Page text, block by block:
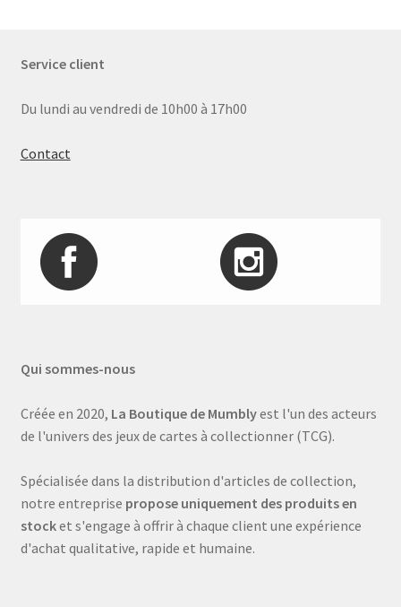
Service client
Du lundi au vendredi de 10h00 à 17h00
Contact
Qui sommes-nous
Créée en 2020, La Boutique de Mumblyest l'un des acteurs
de l'univers des jeux de cartes à collectionner (TCG).
Spécialisée dans la distribution d'articles de collection,
notre entreprise propose uniquement des produits en
stocket s'engage à offrir à chaque client une expérience
d'achat qualitative, rapide et humaine.